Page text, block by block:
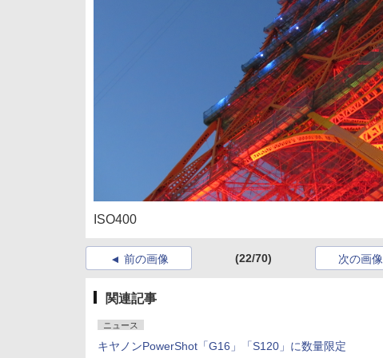
ISO400
前の画像 (22/70) 次の画像
関連記事
ニュース
キヤノンPowerShot「G16」「S120」に数量限定